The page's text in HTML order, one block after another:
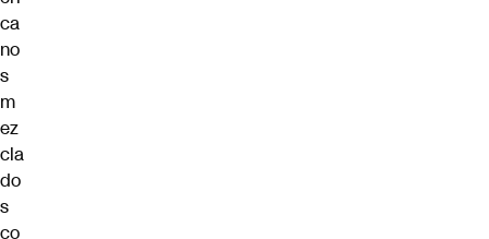
ca
no
s
m
ez
cla
do
s
co